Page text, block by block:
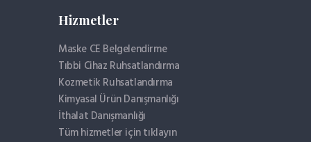
Hizmetler
Maske CE Belgelendirme
Tıbbi Cihaz Ruhsatlandırma
Kozmetik Ruhsatlandırma
Kimyasal Ürün Danışmanlığı
İthalat Danışmanlığı
Tüm hizmetler için tıklayın